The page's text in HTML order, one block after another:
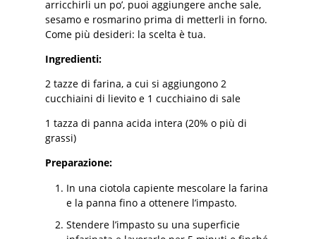
arricchirli un po’, puoi aggiungere anche sale,
sesamo e rosmarino prima di metterli in forno.
Come più desideri: la scelta è tua.
Ingredienti:
2 tazze di farina, a cui si aggiungono 2
cucchiaini di lievito e 1 cucchiaino di sale
1 tazza di panna acida intera (20% o più di
grassi)
Preparazione:
In una ciotola capiente mescolare la farina
e la panna fino a ottenere l’impasto.
Stendere l’impasto su una superficie